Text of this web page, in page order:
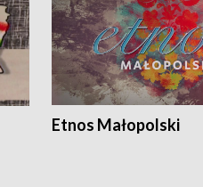
Etnos Małopolski